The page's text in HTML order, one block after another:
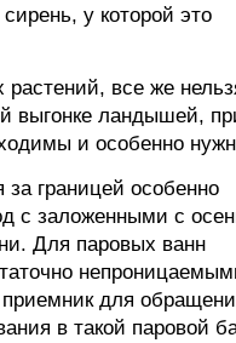
у которой это
все же
выгонке ландышей,
и особенно
границей особенно
с заложенными с
Для паровых ванн
для
в такой паровой